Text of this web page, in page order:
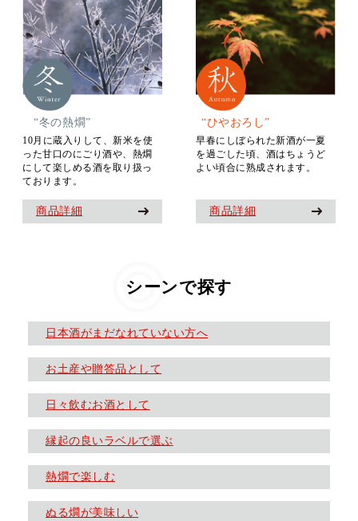
“ひやおろし”
早春にしぼられた新酒が一夏
を過ごした頃、酒はちょうど
よい頃合に熟成されます。
商品詳細
“冬の熱燗”
10月に蔵入りして、新米を使
った甘口のにごり酒や、熱燗
にして楽しめる酒を取り扱っ
ております。
商品詳細
シーンで探す
日本酒がまだなれていない方へ
お土産や贈答品として
日々飲むお酒として
縁起の良いラベルで選ぶ
熱燗で楽しむ
ぬる燗が美味しい